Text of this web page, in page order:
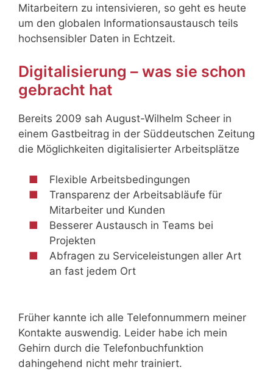
Mitarbeitern zu intensivieren, so geht es heute
um den globalen Informationsaustausch teils
hochsensibler Daten in Echtzeit.
Digitalisierung – was sie schon
gebracht hat
Bereits 2009 sah August-Wilhelm Scheer in
einem Gastbeitrag in der Süddeutschen Zeitung
die Möglichkeiten digitalisierter Arbeitsplätze
Flexible Arbeitsbedingungen
Transparenz der Arbeitsabläufe für
Mitarbeiter und Kunden
Besserer Austausch in Teams bei
Projekten
Abfragen zu Serviceleistungen aller Art
an fast jedem Ort
Früher kannte ich alle Telefonnummern meiner
Kontakte auswendig. Leider habe ich mein
Gehirn durch die Telefonbuchfunktion
dahingehend nicht mehr trainiert.